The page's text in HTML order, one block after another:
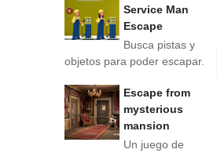
Service Man
Escape
Busca pistas y
objetos para poder escapar.
Escape from
mysterious
mansion
Un juego de